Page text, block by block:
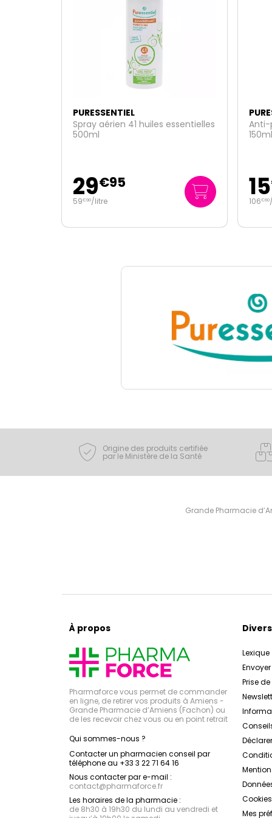
3 vendus
récemment !
PURESSENTIEL
Anti-parasitaire spray textiles
150ml
15€99
106€60/litre 5
Origine des produits certifiée
par le Ministère de la Santé
Grande Pharmacie
À propos
Pharmaforce vous permet de commander
en ligne, de retirer vos produits à Amiens -
Grande Pharmacie d’Amiens (Fachon) ou
de les recevoir chez vous ou en point retrait
Qui sommes-nous ?
Contacter un pharmacien conseil par
téléphone au +33 3 22 71 64 16
Nous contacter par e-mail :
contact@pharmaforce.fr
Les horaires de la pharmacie :
de 8h30 à 19h30 du lundi au vendredi et
Divers
Lexique
Prise
Cookies
Mes